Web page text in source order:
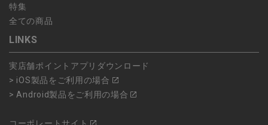
特集
全ての商品
LINKS
実店舗ポイントアプリダウンロード
> iOS製品をご利用の場合
> Android製品をご利用の場合